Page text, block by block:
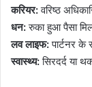
करियर:वरिष्ठ
धन:रुका हुआ पैसा
लव लाइफ:पार्टनर के
स्वास्थ्य:सिरदर्द या